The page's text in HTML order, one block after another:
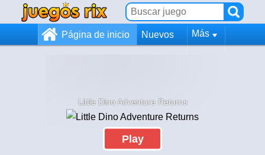
Página de inicio Nuevos Más
Little Dino Adventure Returns
Play